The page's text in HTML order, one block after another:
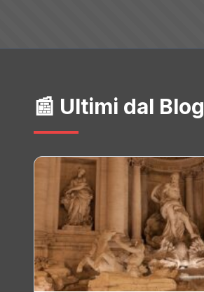
📰 Ultimi dal Blog